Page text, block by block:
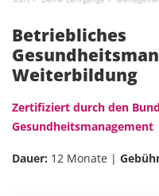
Betriebliches
Weiterbildung
Zertifiziert durch den
Gesundheitsmanagement
Dauer: 12 Monate |